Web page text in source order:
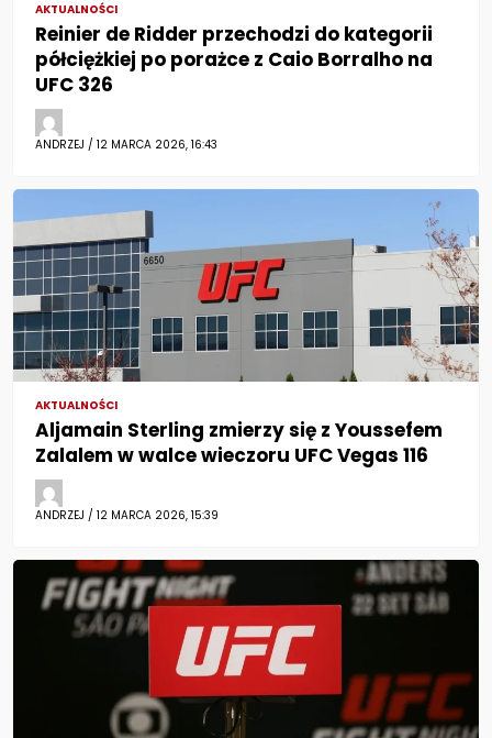
AKTUALNOŚCI
Reinier de Ridder przechodzi do kategorii
półciężkiej po porażce z Caio Borralho na
UFC 326
ANDRZEJ / 12 MARCA 2026, 16:43
AKTUALNOŚCI
Aljamain Sterling zmierzy się z Youssefem
Zalalem w walce wieczoru UFC Vegas 116
ANDRZEJ / 12 MARCA 2026, 15:39